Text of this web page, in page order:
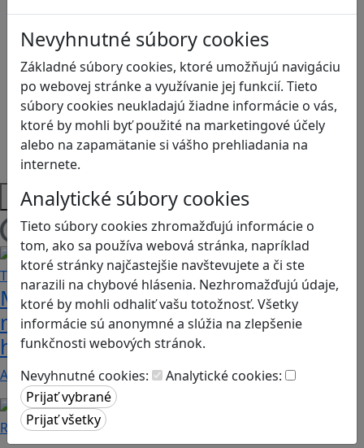
Nevyhnutné súbory cookies
Základné súbory cookies, ktoré umožňujú navigáciu
po webovej stránke a využívanie jej funkcií. Tieto
súbory cookies neukladajú žiadne informácie o vás,
ktoré by mohli byť použité na marketingové účely
alebo na zapamätanie si vášho prehliadania na
internete.
Analytické súbory cookies
Tieto súbory cookies zhromažďujú informácie o
tom, ako sa používa webová stránka, napríklad
ktoré stránky najčastejšie navštevujete a či ste
narazili na chybové hlásenia. Nezhromažďujú údaje,
ktoré by mohli odhaliť vašu totožnosť. Všetky
informácie sú anonymné a slúžia na zlepšenie
funkčnosti webových stránok.
Nevyhnutné cookies:
Analytické cookies:
Logické myslenie
Ľudské práva a tolerancia
Motorika a koncentrácia
Programovanie/Technika
Sociálne zručnosti a kooperácia
Strategické myslenie
Zdravie a pohyb
Platformy
Načítam blogy
Majú vaše deti problém s
matematikou a geometriou? Tieto
hry by im mohli pomôcť
Ak máte doma malých hráčov, ktorí ale zaostávajú…
Recenzie